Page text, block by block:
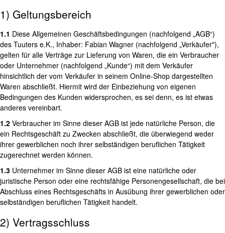
1) Geltungsbereich
1.1 Diese Allgemeinen Geschäftsbedingungen (nachfolgend „AGB“)
des Tuuters e.K., Inhaber: Fabian Wagner (nachfolgend „Verkäufer"),
gelten für alle Verträge zur Lieferung von Waren, die ein Verbraucher
oder Unternehmer (nachfolgend „Kunde“) mit dem Verkäufer
hinsichtlich der vom Verkäufer in seinem Online-Shop dargestellten
Waren abschließt. Hiermit wird der Einbeziehung von eigenen
Bedingungen des Kunden widersprochen, es sei denn, es ist etwas
anderes vereinbart.
1.2 Verbraucher im Sinne dieser AGB ist jede natürliche Person, die
ein Rechtsgeschäft zu Zwecken abschließt, die überwiegend weder
ihrer gewerblichen noch ihrer selbständigen beruflichen Tätigkeit
zugerechnet werden können.
1.3 Unternehmer im Sinne dieser AGB ist eine natürliche oder
juristische Person oder eine rechtsfähige Personengesellschaft, die bei
Abschluss eines Rechtsgeschäfts in Ausübung ihrer gewerblichen oder
selbständigen beruflichen Tätigkeit handelt.
2) Vertragsschluss